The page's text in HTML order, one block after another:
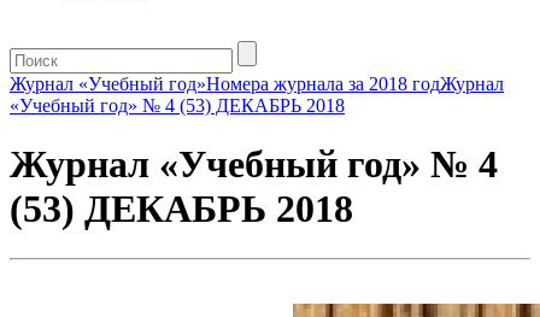
Журнал «Учебный год»Номера журнала за 2018 годЖурнал
«Учебный год» № 4 (53) ДЕКАБРЬ 2018
Журнал «Учебный год» № 4
(53) ДЕКАБРЬ 2018